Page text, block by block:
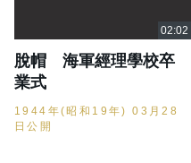
脫帽 海軍經理學校卒
業式
1944年(昭和19年) 03月28
日公開